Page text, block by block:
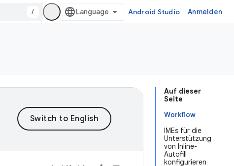
/ Android Studio Anmelden
Auf dieser
Seite
Workflow
IMEs für die
Unterstützung
von Inline-
Autofill
konfigurieren